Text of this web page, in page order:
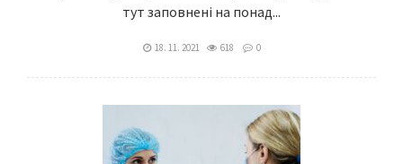
тут заповнені на понад...
18. 11. 2021 618 0